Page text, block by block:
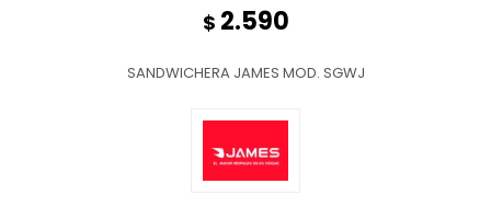
$ 2.590
SANDWICHERA JAMES MOD. SGWJ